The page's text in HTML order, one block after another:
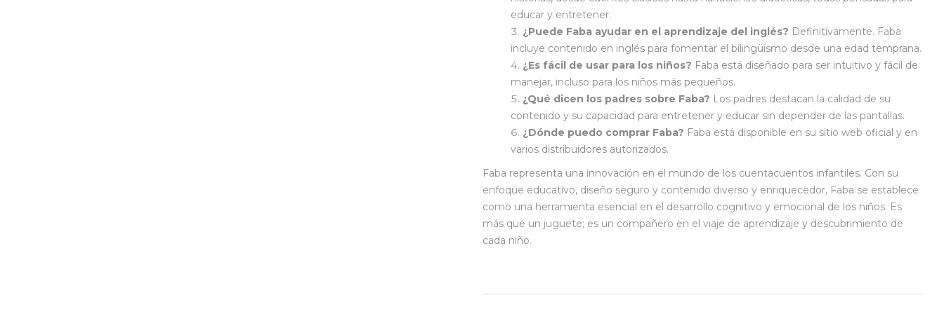
educar y entretener.
¿Puede Faba ayudar en el aprendizaje del inglés? Definitivamente. Faba
incluye contenido en inglés para fomentar el bilingüismo desde una edad temprana.
¿Es fácil de usar para los niños? Faba está diseñado para ser intuitivo y fácil de
manejar, incluso para los niños más pequeños.
¿Qué dicen los padres sobre Faba? Los padres destacan la calidad de su
contenido y su capacidad para entretener y educar sin depender de las pantallas.
¿Dónde puedo comprar Faba? Faba está disponible en su sitio web oficial y en
varios distribuidores autorizados.
Faba representa una innovación en el mundo de los cuentacuentos infantiles. Con su
enfoque educativo, diseño seguro y contenido diverso y enriquecedor, Faba se establece
como una herramienta esencial en el desarrollo cognitivo y emocional de los niños. Es
más que un juguete; es un compañero en el viaje de aprendizaje y descubrimiento de
cada niño.